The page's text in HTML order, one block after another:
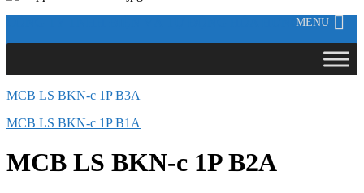
CÔNG TY TNHH ĐIỆN VÀ TỰ ĐỘNG HÓA HƯNG LONG
MENU
MCB LS BKN-c 1P B3A
MCB LS BKN-c 1P B1A
MCB LS BKN-c 1P B2A